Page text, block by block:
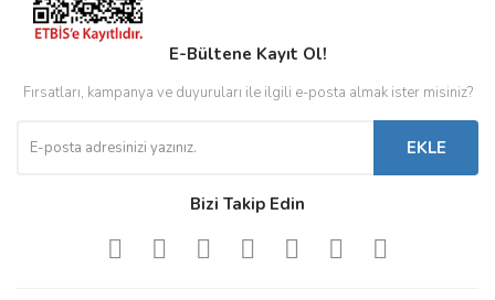
E-Bültene Kayıt Ol!
Fırsatları, kampanya ve duyuruları ile ilgili e-posta almak ister misiniz?
EKLE
Bizi Takip Edin